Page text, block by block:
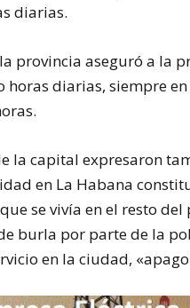
diarias.
provincia aseguró a la
horas diarias, siempre
la capital expresaron
en La Habana
se vivía en el resto del
burla por parte de la
en la ciudad,